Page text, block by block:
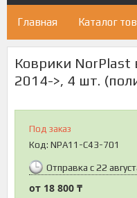
Главная Каталог
Коврики NorPlast
2014->, 4 шт.
Под заказ
Код: NPA11-C43-701
Отправка с 22
от 18 800 ₸